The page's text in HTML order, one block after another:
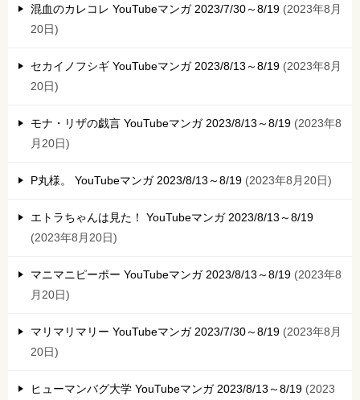
混血のカレコレ YouTubeマンガ 2023/7/30～8/19
2023年8月
20日
セカイノフシギ YouTubeマンガ 2023/8/13～8/19
2023年8月
20日
モナ・リザの戯言 YouTubeマンガ 2023/8/13～8/19
2023年8
月20日
P丸様。 YouTubeマンガ 2023/8/13～8/19 2023年8月20日
エトラちゃんは見た！ YouTubeマンガ 2023/8/13～8/19
2023年8月20日
マニマニピーポー YouTubeマンガ 2023/8/13～8/19
2023年8
月20日
マリマリマリー YouTubeマンガ 2023/7/30～8/19
2023年8月
20日
ヒューマンバグ大学 YouTubeマンガ 2023/8/13～8/19
2023